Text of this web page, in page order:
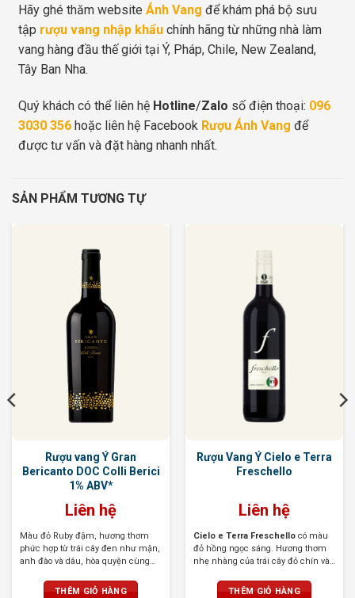
Hãy ghé thăm website Ánh Vang để khám phá bộ sưu
tập rượu vang nhập khẩu chính hãng từ những nhà làm
vang hàng đầu thế giới tại Ý, Pháp, Chile, New Zealand,
Tây Ban Nha.
Quý khách có thể liên hệ Hotline/Zalo số điện thoại: 096
3030 356 hoặc liên hệ Facebook Rượu Ánh Vang để
được tư vấn và đặt hàng nhanh nhất.
SẢN PHẨM TƯƠNG TỰ
Rượu vang Ý Gran
Bericanto DOC Colli Berici
1% ABV*
Liên hệ
Màu đỏ Ruby đậm, hương thơm
phức hợp từ trái cây đen như mận,
anh đào và dâu, hòa quyện cùng
thanh lịch, tannin mềm mại, hậu
THÊM GIỎ HÀNG
Rượu Vang Ý Cielo e Terra
Freschello
Liên hệ
Cielo e Terra Freschello có màu
đỏ hồng ngọc sáng. Hương thơm
nhẹ nhàng của trái cây đỏ chín và
ngọt ngào khi thưởng thức.
THÊM GIỎ HÀNG